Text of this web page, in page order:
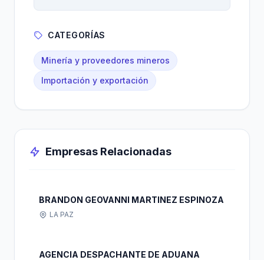
CATEGORÍAS
Minería y proveedores mineros
Importación y exportación
Empresas Relacionadas
BRANDON GEOVANNI MARTINEZ ESPINOZA
LA PAZ
AGENCIA DESPACHANTE DE ADUANA